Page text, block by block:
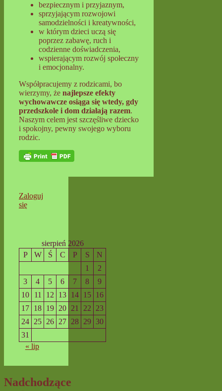
bezpiecznym i przyjaznym,
sprzyjającym rozwojowi
samodzielności i kreatywności,
w którym dzieci uczą się
poprzez zabawę, ruch i
codzienne doświadczenia,
wspierającym rozwój społeczny
i emocjonalny.
Współpracujemy z rodzicami, bo
wierzymy, że najlepsze efekty
wychowawcze osiąga się wtedy, gdy
przedszkole i dom działają razem.
Naszym celem jest szczęśliwe dziecko
i spokojny, pewny swojego wyboru
rodzic.
Zaloguj
się
sierpień 2026
P
W Ś C P S
N
1
2
3
4 5 6 7 8
9
10
11 12 13 14 15 16
17 18 19 20 21 22
23
24 25 26 27 28 29 30
31
« lip
Nadchodzące